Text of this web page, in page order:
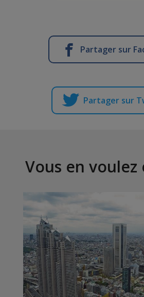
Partager sur
Partager sur
Vous en voulez